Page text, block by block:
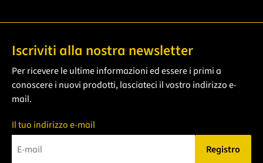
Iscriviti alla nostra newsletter
Per ricevere le ultime informazioni ed essere i primi a
conoscere i nuovi prodotti, lasciateci il vostro indirizzo e-
mail.
Il tuo indirizzo e-mail
Registro